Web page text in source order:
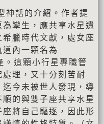
神話的介紹。作者提
孿生，應共享水星遺
臘時代文獻，處女座
內一顆名為
這顆小行星專職管
理，又十分刻苦耐
今未被世人發現，導
的與雙子座共享水星
將自己驅逐，因此形